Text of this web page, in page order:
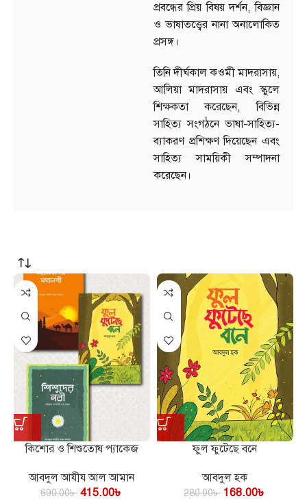
প্রবন্ধের প্রিয় বিষয় দর্শন, বিজ্ঞান
ও ভাষাতত্ত্বের নানা অনালোকিত
প্রসঙ্গ।
তিনি দীর্ঘকাল কওমী মাদরাসায়,
আলিয়া মাদরাসায় এবং স্কুলে
শিক্ষকতা করেছেন, বিভিন্ন
সাহিত্য সংগঠনে ভাষা-সাহিত্য-
ব্যাকরণ প্রশিক্ষণ দিয়েছেন এবং
সাহিত্য সাময়িকী সম্পাদনা
করেছেন।
কিশোর ও শিশুতোষ প্যাকেজ
আবদুল আযীয আল আমান
690.00৳ 415.00৳
ফুল ফুটেছে বনে
আবদুল হক
280.00৳ 168.00৳